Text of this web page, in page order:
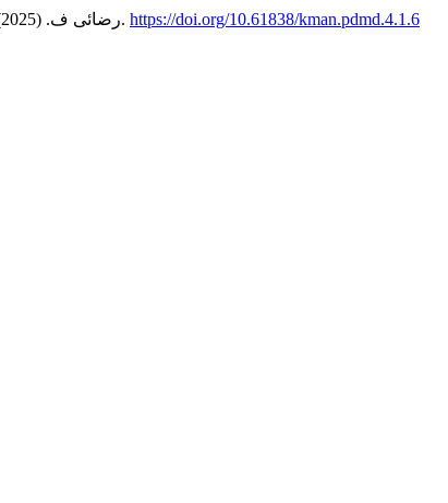
رضائی ف. (2025). آینده روان درمانی: بررسی ادغام و پیامدهای هوش مصنوعی در شیوه‌های درمانی معاصر.(1), 90-102. https://doi.org/10.61838/kman.pdmd.4.1.6